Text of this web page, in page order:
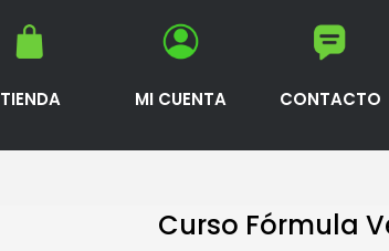
TIENDA MI CUENTA CONTACTO
Curso Fórmula